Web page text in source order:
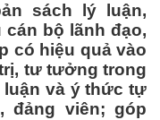
sách lý luận,
bộ lãnh đạo,
có hiệu quả vào
tư tưởng trong
luận và ý thức tự
đảng viên; góp